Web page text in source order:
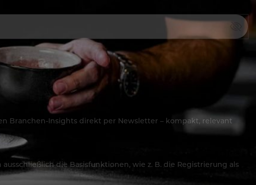
Branchen-Insights direkt per Newsletter – kompakt, relevant
die Basisfunktionen, wie z. B. die Registrierung als